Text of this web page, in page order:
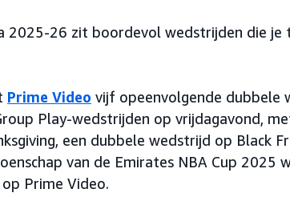
2025-26 zit boordevol wedstrijden die je
Prime Video vijf opeenvolgende dubbele
Play-wedstrijden op vrijdagavond,
een dubbele wedstrijd op Black
van de Emirates NBA Cup 2025
Prime Video.